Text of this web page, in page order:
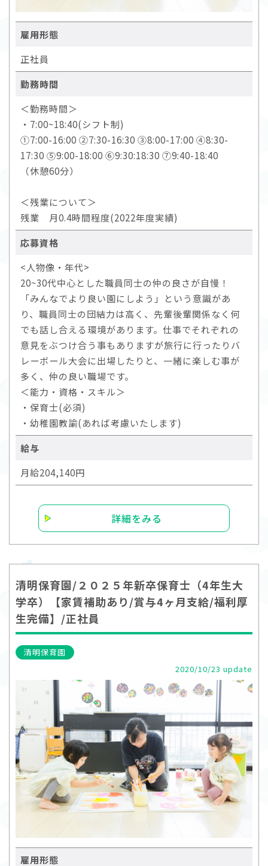
雇用形態
正社員
勤務時間
＜勤務時間＞
・7:00~18:40(シフト制)
①7:00-16:00 ②7:30-16:30 ③8:00-17:00 ④8:30-
17:30 ⑤9:00-18:00 ⑥9:30:18:30 ⑦9:40-18:40
（休憩60分）
＜残業について＞
残業 月0.4時間程度(2022年度実績)
応募資格
<人物像・年代>
20~30代中心とした職員同士の仲の良さが自慢！
「みんなでより良い園にしよう」という意識があ
り、職員同士の団結力は高く、先輩後輩関係なく何
でも話し合える環境があります。仕事でそれぞれの
意見をぶつけ合う事もありますが旅行に行ったりバ
レーボール大会に出場したりと、一緒に楽しむ事が
多く、仲の良い職場です。
＜能力・資格・スキル＞
・保育士(必須)
・幼稚園教諭(あれば考慮いたします)
給与
月給204,140円
詳細をみる
清明保育園/２０２５年新卒保育士（4年生大
学卒）【家賃補助あり/賞与4ヶ月支給/福利厚
生完備】/正社員
清明保育園
2020/10/23 update
雇用形態